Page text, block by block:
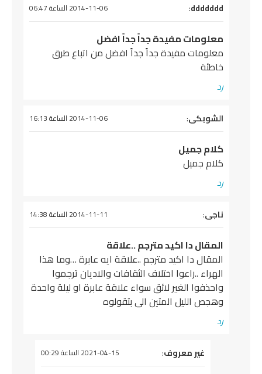
يقول
ddddddd
: 2014-11-06 الساعة 06:47
معلومات مفيدة جداً جداً افضل
معلومات مفيدة جداً جداً افضل من اتباع طرق
خاطئة
رد
يقول
الشوبكى: 2014-11-06 الساعة 16:13
كلام جميل
كلام جميل
رد
يقول
ناجى: 2014-11-11 الساعة 14:38
المقال دا اكيد مترجم ..علاقة
المقال دا اكيد مترجم ..علاقة ايه عابرة …وما هذا
الهراء ..راعوا اختلاف الثقافات والاديان ترجموا
واحذفوا الغير لائق سواء علاقة عابرة او ليلة واحدة
وهجص الليل المتين الى بتقولوه
رد
يقول
غير معروف: 2021-04-15 الساعة 00:29